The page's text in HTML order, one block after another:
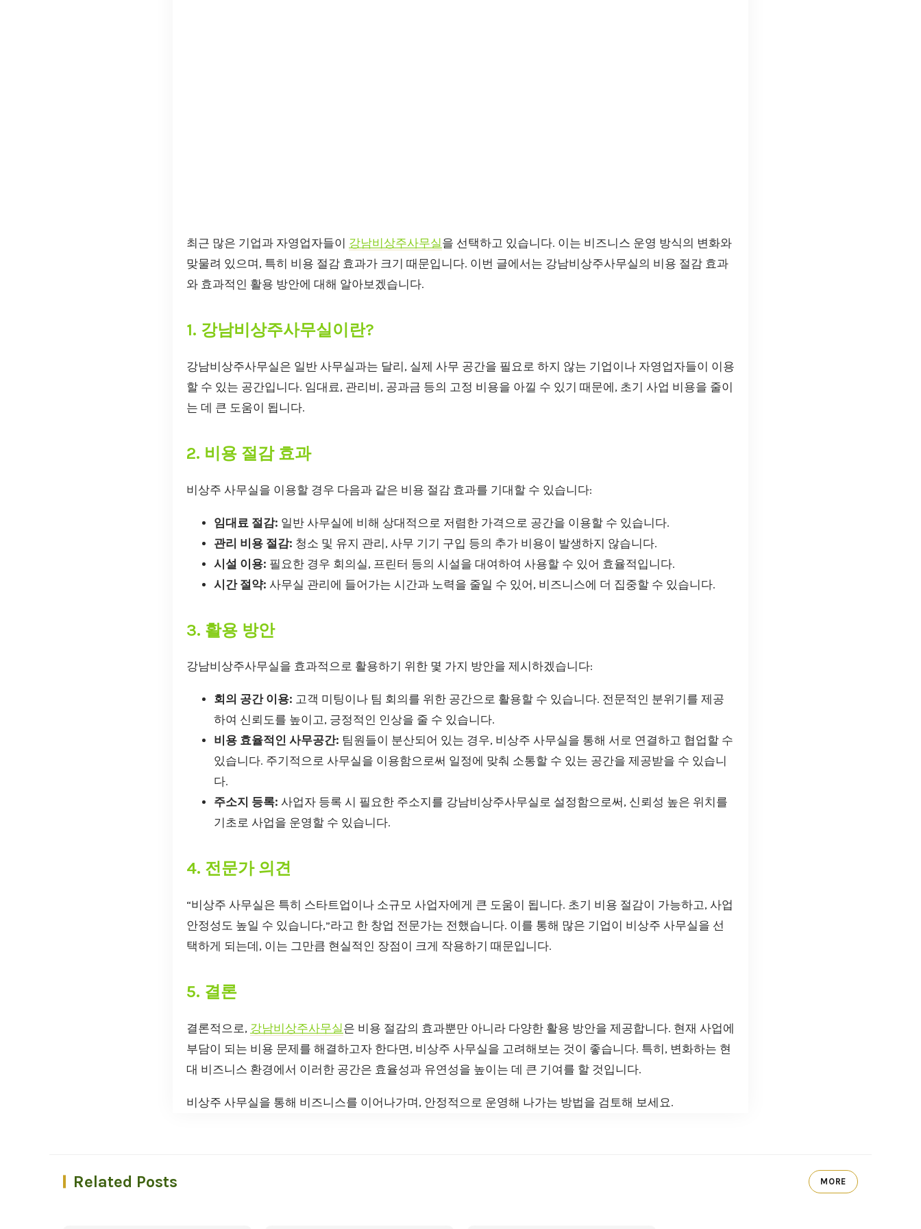
최근 많은 기업과 자영업자들이 강남비상주사무실을 선택하고 있습니다. 이는 비즈니스 운영 방식의 변화와
맞물려 있으며, 특히 비용 절감 효과가 크기 때문입니다. 이번 글에서는 강남비상주사무실의 비용 절감 효과
와 효과적인 활용 방안에 대해 알아보겠습니다.
1. 강남비상주사무실이란?
강남비상주사무실은 일반 사무실과는 달리, 실제 사무 공간을 필요로 하지 않는 기업이나 자영업자들이 이용
할 수 있는 공간입니다. 임대료, 관리비, 공과금 등의 고정 비용을 아낄 수 있기 때문에, 초기 사업 비용을 줄이
는 데 큰 도움이 됩니다.
2. 비용 절감 효과
비상주 사무실을 이용할 경우 다음과 같은 비용 절감 효과를 기대할 수 있습니다:
임대료 절감: 일반 사무실에 비해 상대적으로 저렴한 가격으로 공간을 이용할 수 있습니다.
관리 비용 절감: 청소 및 유지 관리, 사무 기기 구입 등의 추가 비용이 발생하지 않습니다.
시설 이용: 필요한 경우 회의실, 프린터 등의 시설을 대여하여 사용할 수 있어 효율적입니다.
시간 절약: 사무실 관리에 들어가는 시간과 노력을 줄일 수 있어, 비즈니스에 더 집중할 수 있습니다.
3. 활용 방안
강남비상주사무실을 효과적으로 활용하기 위한 몇 가지 방안을 제시하겠습니다:
회의 공간 이용: 고객 미팅이나 팀 회의를 위한 공간으로 활용할 수 있습니다. 전문적인 분위기를 제공
하여 신뢰도를 높이고, 긍정적인 인상을 줄 수 있습니다.
비용 효율적인 사무공간: 팀원들이 분산되어 있는 경우, 비상주 사무실을 통해 서로 연결하고 협업할 수
있습니다. 주기적으로 사무실을 이용함으로써 일정에 맞춰 소통할 수 있는 공간을 제공받을 수 있습니
다.
주소지 등록: 사업자 등록 시 필요한 주소지를 강남비상주사무실로 설정함으로써, 신뢰성 높은 위치를
기초로 사업을 운영할 수 있습니다.
4. 전문가 의견
“비상주 사무실은 특히 스타트업이나 소규모 사업자에게 큰 도움이 됩니다. 초기 비용 절감이 가능하고, 사업
안정성도 높일 수 있습니다,”라고 한 창업 전문가는 전했습니다. 이를 통해 많은 기업이 비상주 사무실을 선
택하게 되는데, 이는 그만큼 현실적인 장점이 크게 작용하기 때문입니다.
5. 결론
결론적으로, 강남비상주사무실은 비용 절감의 효과뿐만 아니라 다양한 활용 방안을 제공합니다. 현재 사업에
부담이 되는 비용 문제를 해결하고자 한다면, 비상주 사무실을 고려해보는 것이 좋습니다. 특히, 변화하는 현
대 비즈니스 환경에서 이러한 공간은 효율성과 유연성을 높이는 데 큰 기여를 할 것입니다.
비상주 사무실을 통해 비즈니스를 이어나가며, 안정적으로 운영해 나가는 방법을 검토해 보세요.
Related Posts MORE